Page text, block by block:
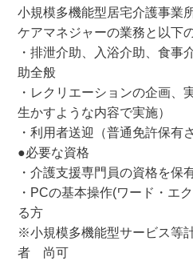
小規模多機能型居宅介護事業
ケアマネジャーの業務と以下
・排泄介助、入浴介助、食事
助全般
・レクリエーションの企画、
生かすような内容で実施）
・利用者送迎（普通免許保有
●必要な資格
・介護支援専門員の資格を保
・PCの基本操作(ワード・エ
る方
※小規模多機能型サービス等
者 尚可